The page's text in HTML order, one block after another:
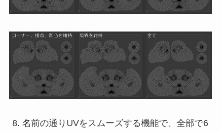
名前の通りUVをスムーズする機能で、全部で6